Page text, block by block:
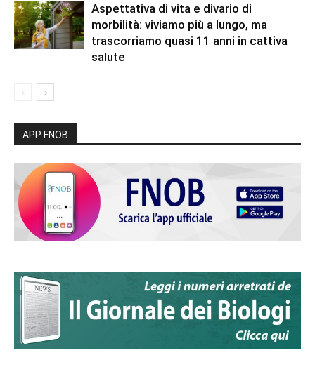
Aspettativa di vita e divario di
morbilità: viviamo più a lungo, ma
trascorriamo quasi 11 anni in cattiva
salute
APP FNOB